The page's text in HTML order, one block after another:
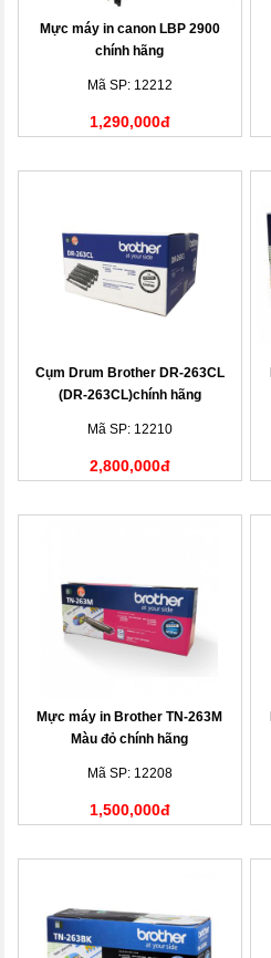
Mực máy in canon LBP 2900
chính hãng
Mã SP: 12212
1,290,000đ
Cụm Drum Brother DR-263CL
(DR-263CL)chính hãng
Mã SP: 12210
2,800,000đ
Mực máy in Brother TN-263M
Màu đỏ chính hãng
Mã SP: 12208
1,500,000đ